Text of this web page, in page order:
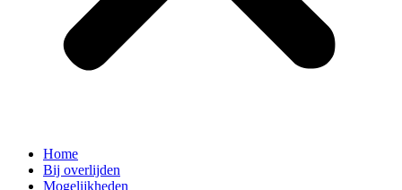
Home
Bij overlijden
Mogelijkheden